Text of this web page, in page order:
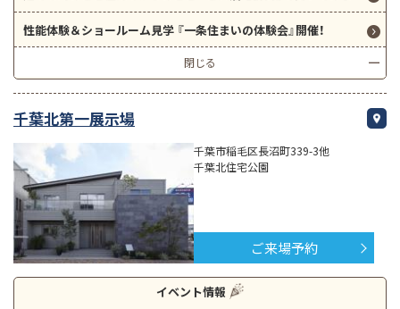
性能体験＆ショールーム見学 『一条住まいの体験会』開催！
閉じる
千葉北第一展示場
千葉市稲毛区長沼町339-3他
千葉北住宅公園
ご来場予約
イベント情報